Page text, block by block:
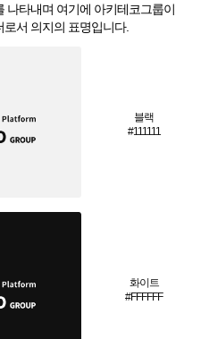
나타내며 여기에 아키테코그룹이
서 의지의 표명입니다.
블랙
#111111
화이트
#FFFFFF